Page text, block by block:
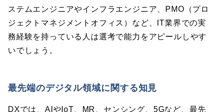
ステムエンジニアやインフラエンジニア、PMO（プロ
ジェクトマネジメントオフィス）など、IT業界での実
務経験を持っている人は選考で能力をアピールしやす
いでしょう。
最先端のデジタル領域に関する知見
DXでは、AIやIoT、MR、センシング、5Gなど、最先